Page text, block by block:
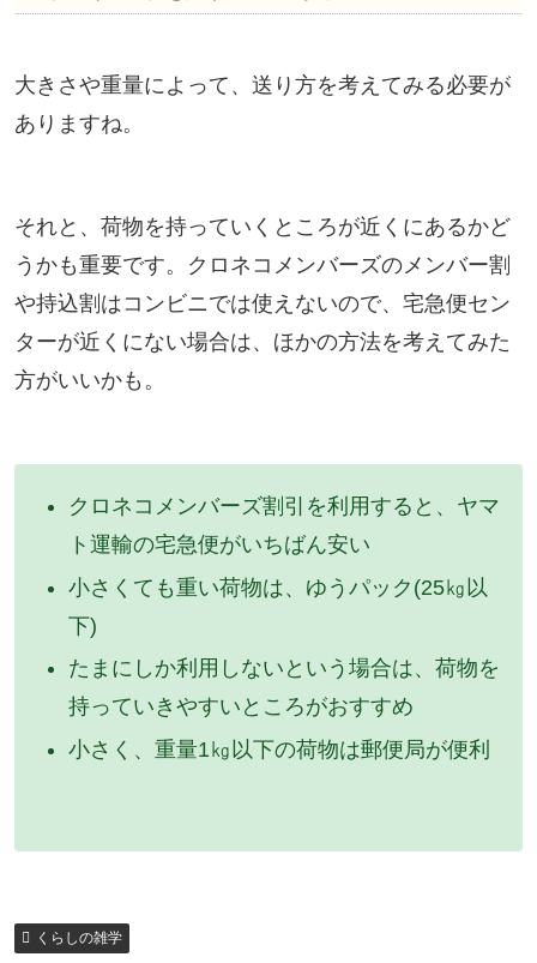
大きさや重量によって、送り方を考えてみる必要が
ありますね。
それと、荷物を持っていくところが近くにあるかど
うかも重要です。クロネコメンバーズのメンバー割
や持込割はコンビニでは使えないので、宅急便セン
ターが近くにない場合は、ほかの方法を考えてみた
方がいいかも。
クロネコメンバーズ割引を利用すると、ヤマ
ト運輸の宅急便がいちばん安い
小さくても重い荷物は、ゆうパック(25㎏以
下)
たまにしか利用しないという場合は、荷物を
持っていきやすいところがおすすめ
小さく、重量1㎏以下の荷物は郵便局が便利
くらしの雑学